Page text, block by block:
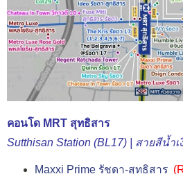
คอนโด MRT สุทธิสาร
Sutthisan Station (BL17) | สายสีน้ำเ
Maxxi Prime รัชดา-สุทธิสาร (